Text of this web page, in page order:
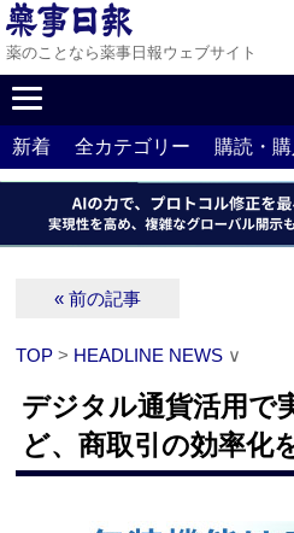
薬のことなら薬事日報ウェブサイト
新着 全カテゴリー 購読・
« 前の記事
TOP > HEADLINE NEWS ∨
デジタル通貨活用で
ど、商取引の効率化